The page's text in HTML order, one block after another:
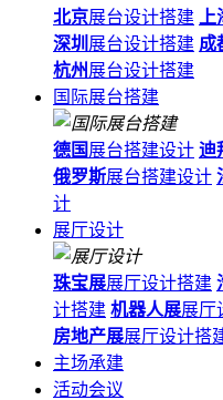
北京展台设计搭建
深圳 展台设计搭建 成
杭州展台设计搭建
国际展台搭建
德国 展台搭建设计 迪
俄罗斯展台搭建设计
计
展厅设计
珠宝展展厅设计搭建
计搭建 机器人展展厅
房地产展展厅设计搭
主场承建
活动会议